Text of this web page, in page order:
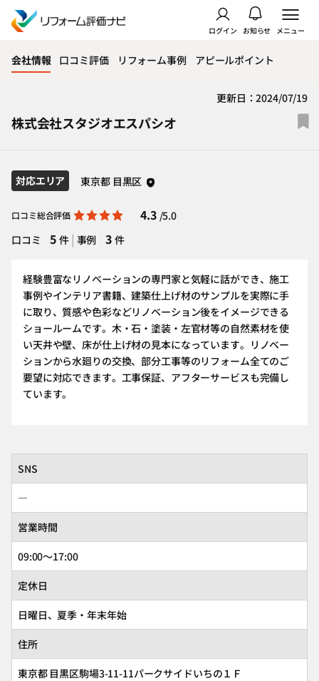
ログイン お知らせ メニュー
会社情報 口コミ評価 リフォーム事例 アピールポイント
更新日：2024/07/19
株式会社スタジオエスパシオ
対応エリア 東京都 目黒区
口コミ総合評価 4.3 /5.0
口コミ
5 件 | 事例 3 件
経験豊富なリノベーションの専門家と気軽に話ができ、施工
事例やインテリア書籍、建築仕上げ材のサンプルを実際に手
に取り、質感や色彩などリノベーション後をイメージできる
ショールームです。木・石・塗装・左官材等の自然素材を使
い天井や壁、床が仕上げ材の見本になっています。リノベー
ションから水廻りの交換、部分工事等のリフォーム全てのご
要望に対応できます。工事保証、アフターサービスも完備し
ています。
SNS
―
営業時間
09:00～17:00
定休日
日曜日、夏季・年末年始
住所
東京都 目黒区駒場3-11-11パークサイドいちの１Ｆ